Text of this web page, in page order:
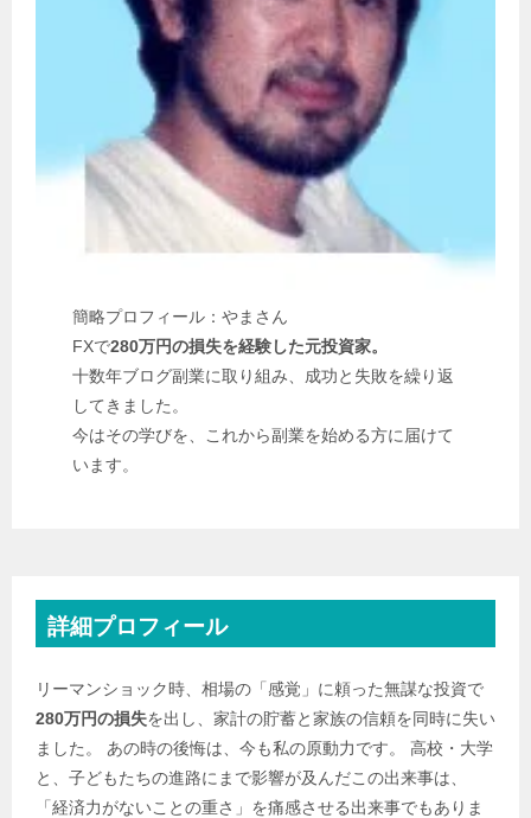
簡略プロフィール：やまさん
FXで280万円の損失を経験した元投資家。
十数年ブログ副業に取り組み、成功と失敗を繰り返
してきました。
今はその学びを、これから副業を始める方に届けて
います。
詳細プロフィール
リーマンショック時、相場の「感覚」に頼った無謀な投資で
280万円の損失を出し、家計の貯蓄と家族の信頼を同時に失い
ました。 あの時の後悔は、今も私の原動力です。 高校・大学
と、子どもたちの進路にまで影響が及んだこの出来事は、
「経済力がないことの重さ」を痛感させる出来事でもありま